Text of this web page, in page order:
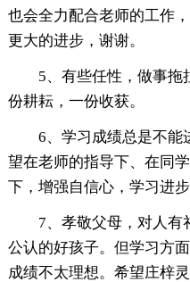
也会全力配合老师的工作
更大的进步，谢谢。
5、有些任性，做事拖
份耕耘，一份收获。
6、学习成绩总是不能
望在老师的指导下、在同
下，增强自信心，学习进步
7、孝敬父母，对人有
公认的好孩子。但学习方
成绩不太理想。希望庄梓